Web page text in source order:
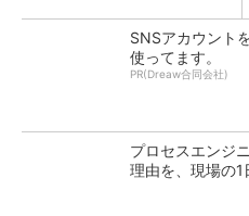
SNSアカウント
使ってます。
PR(Dreaw合同会社)
プロセスエンジ
理由を、現場の1